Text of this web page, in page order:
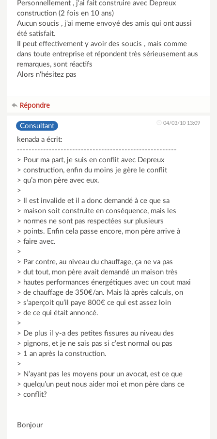
Personnellement , j'ai fait construire avec Depreux
construction (2 fois en 10 ans)
Aucun soucis , j'ai meme envoyé des amis qui ont aussi
été satisfait.
Il peut effectivement y avoir des soucis , mais comme
dans toute entreprise et répondent très sérieusement aus
remarques, sont réactifs
Alors n'hésitez pas
Répondre
Consultant 04/03/10 13:09
kenada a écrit:
-------------------------------------------------------
> Pour ma part, je suis en conflit avec Depreux
> construction, enfin du moins je gère le conflit
> qu’a mon père avec eux.
>
> Il est invalide et il a donc demandé à ce que sa
> maison soit construite en conséquence, mais les
> normes ne sont pas respectées sur plusieurs
> points. Enfin cela passe encore, mon père arrive à
> faire avec.
>
> Par contre, au niveau du chauffage, ça ne va pas
> dut tout, mon père avait demandé un maison très
> hautes performances énergétiques avec un cout maxi
> de chauffage de 350€/an. Mais là après calculs, on
> s’aperçoit qu’il paye 800€ ce qui est assez loin
> de ce qui était annoncé.
>
> De plus il y-a des petites fissures au niveau des
> pignons, et je ne sais pas si c’est normal ou pas
> 1 an après la construction.
>
> N’ayant pas les moyens pour un avocat, est ce que
> quelqu’un peut nous aider moi et mon père dans ce
> conflit?
Bonjour